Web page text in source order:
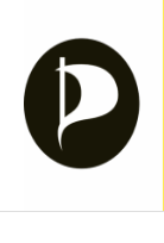
springen